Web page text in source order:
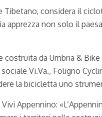
considera il
non solo il
da Umbria &
Vi.Va., Foligno
la bicicletta uno
Appennino: